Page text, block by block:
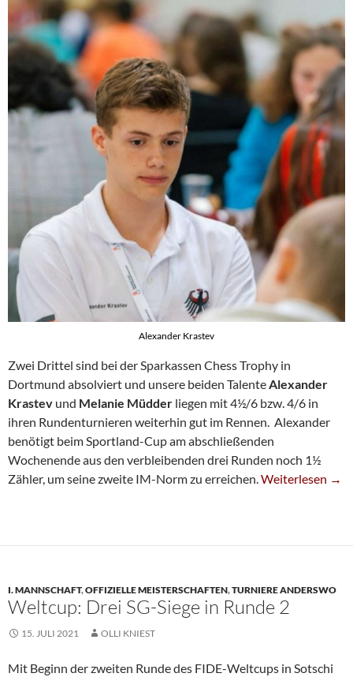
Alexander Krastev
Zwei Drittel sind bei der Sparkassen Chess Trophy in
Dortmund absolviert und unsere beiden TalenteAlexander
Krastev und Melanie Müdder liegen mit 4½/6 bzw. 4/6 in
ihren Rundenturnieren weiterhin gut im Rennen. Alexander
benötigt beim Sportland-Cup am abschließenden
Wochenende aus den verbleibenden drei Runden noch 1½
Zähler, um seine zweite IM-Norm zu erreichen.Alexander
Weiterlesen →
I. MANNSCHAFT,OFFIZIELLE MEISTERSCHAFTEN,TURNIERE ANDERSWO
Weltcup: Drei SG-Siege in Runde 2
15. JULI 2021 OLLI KNIEST
Mit Beginn der zweiten Runde des FIDE-Weltcups in Sotschi